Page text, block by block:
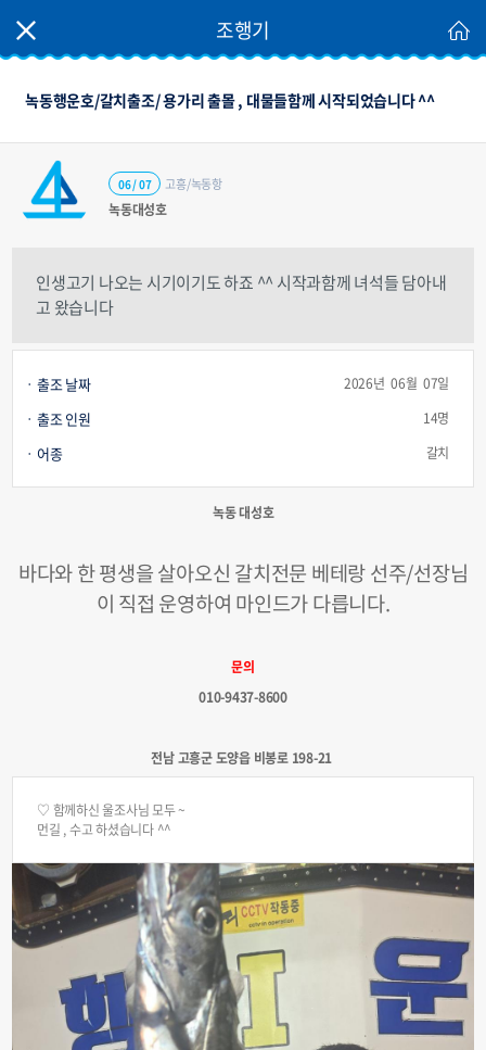
조행기
녹동행운호/갈치출조/ 용가리 출몰 , 대물들함께 시작되었습니다 ^^
녹동대성호
고흥/녹동항
06 / 07
인생고기 나오는 시기이기도 하죠 ^^ 시작과함께 녀석들 담아내
고 왔습니다
출조 날짜 2026년 06월 07일
출조 인원 14명
어종 갈치
녹동 대성호
바다와 한 평생을 살아오신 갈치전문 베테랑 선주/선장님
이 직접 운영하여 마인드가 다릅니다.
문의
010-9437-8600
전남 고흥군 도양읍 비봉로 198-21​
♡ 함께하신 울조사님 모두 ~
먼길 , 수고 하셨습니다 ^^